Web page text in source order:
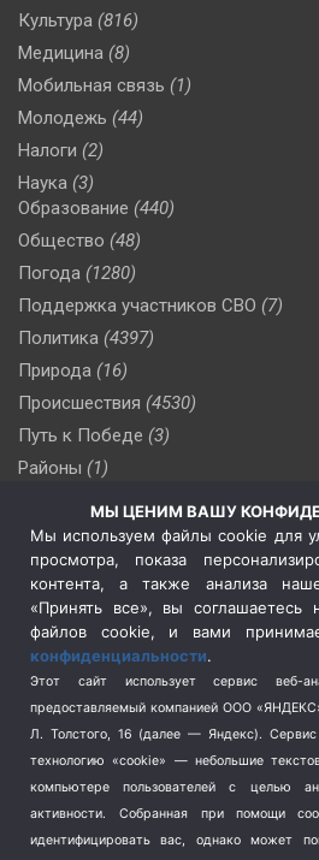
Культура (816)
Медицина (8)
Мобильная связь (1)
Молодежь (44)
Налоги (2)
Наука (3)
Образование (440)
Общество (48)
Погода (1280)
Поддержка участников СВО (7)
Политика (4397)
Природа (16)
Происшествия (4530)
Путь к Победе (3)
Районы (1)
(510)
Сельское хозяйство (3)
Социальная политика
(3)
Спецоперация в Украине
Спецоперация на Украине
(404)
Спорт (740)
Терроризм (1)
Транспорт (262)
Туризм (178)
Флот (76)
МЫ ЦЕНИМ ВАШУ
Мы используем файлы cookie для
просмотра, показа
контента, а также анализа
«Принять все», вы соглашаетесь
файлов cookie, и вами
конфиденциальности.
Этот сайт использует сервис веб-
предоставляемый компанией ООО
Л. Толстого, 16 (далее — Яндекс). Сервис
технологию «cookie» — небольшие
компьютере пользователей с целью
активности.
Собранная при помощи
идентифицировать вас, однако может